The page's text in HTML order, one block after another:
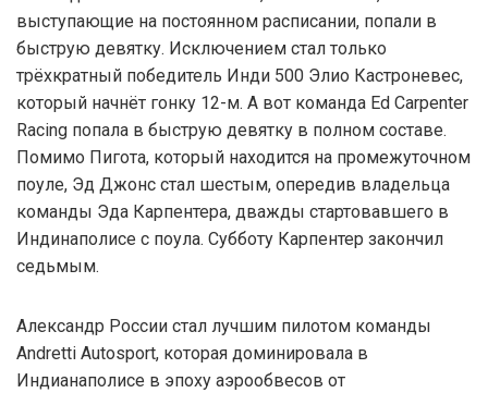
выступающие на постоянном расписании, попали в
быструю девятку. Исключением стал только
трёхкратный победитель Инди 500 Элио Кастроневес,
который начнёт гонку 12-м. А вот команда Ed Carpenter
Racing попала в быструю девятку в полном составе.
Помимо Пигота, который находится на промежуточном
поуле, Эд Джонс стал шестым, опередив владельца
команды Эда Карпентера, дважды стартовавшего в
Индинаполисе с поула. Субботу Карпентер закончил
седьмым.
Александр России стал лучшим пилотом команды
Andretti Autosport, которая доминировала в
Индианаполисе в эпоху аэрообвесов от